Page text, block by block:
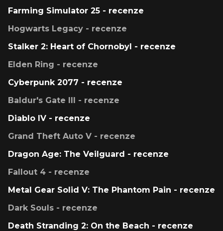
Farming Simulator 25 - recenze
Hogwarts Legacy - recenze
Stalker 2: Heart of Chornobyl - recenze
Elden Ring - recenze
Cyberpunk 2077 - recenze
Baldur's Gate III - recenze
Diablo IV - recenze
Grand Theft Auto V - recenze
Dragon Age: The Veilguard - recenze
Fallout 4 - recenze
Metal Gear Solid V: The Phantom Pain - recenze
Dark Souls - recenze
Death Stranding 2: On the Beach - recenze